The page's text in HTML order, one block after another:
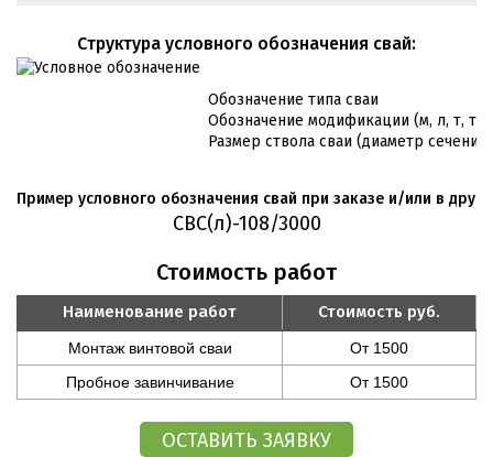
Cтруктура условного обозначения свай:
Обозначение типа сваи
Обозначение модификации (м, л, т, т/
Размер ствола сваи (диаметр
Пример условного обозначения свай при заказе и/или в
СВС(л)-108/3000
Стоимость работ
Наименование работ Стоимость руб.
Монтаж винтовой сваи
От 1500
Пробное завинчивание
От 1500